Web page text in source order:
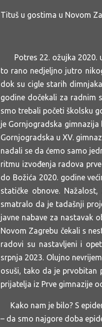
Tituš u gostima u Novom
Potres 22. ožujka 2020.
to rano nedjeljno jutro
dok su cigle starih
godine dočekali za radnim
smo trebali početi školsku
je Gornjogradska
Gornjogradska u XV.
nadali se da ćemo samo
ritmu izvođenja radova
do Božića 2020. godine
statičke obnove.
smatralo da je tadašnji
javne nabave za nastavak
Novom Zagrebu čekali s
radovi su nastavljeni i
srpnja 2023. Olujno
osuši, tako da je prvobitan
prijatelja iz Prve gimnazije
Kako nam je bilo? S
– da smo najgore doba